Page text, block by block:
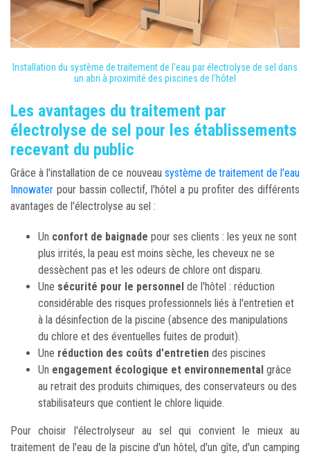
Installation du système de traitement de l'eau par électrolyse de sel dans
un abri à proximité des piscines de l'hôtel
Les avantages du traitement par
électrolyse de sel pour les établissements
recevant du public
Grâce à l'installation de ce nouveau système de traitement de l'eau
Innowater pour bassin collectif, l'hôtel a pu profiter des différents
avantages de l'électrolyse au sel :
Un confort de baignade pour ses clients : les yeux ne sont
plus irrités, la peau est moins sèche, les cheveux ne se
dessèchent pas et les odeurs de chlore ont disparu.
Une sécurité pour le personnel de l'hôtel : réduction
considérable des risques professionnels liés à l'entretien et
à la désinfection de la piscine (absence des manipulations
du chlore et des éventuelles fuites de produit).
Une réduction des coûts d'entretien des piscines
Un engagement écologique et environnemental grâce
au retrait des produits chimiques, des conservateurs ou des
stabilisateurs que contient le chlore liquide.
Pour choisir l'électrolyseur au sel qui convient le mieux au
traitement de l'eau de la piscine d'un hôtel, d'un gîte, d'un camping